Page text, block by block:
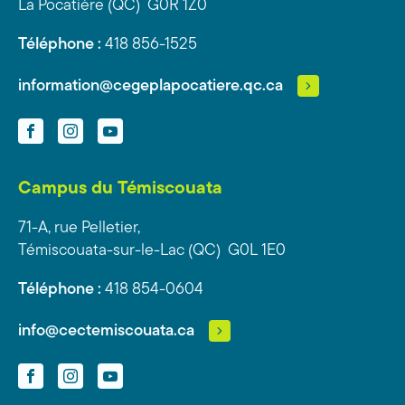
La Pocatière (QC) G0R 1Z0
Téléphone : 418 856-1525
information@cegeplapocatiere.qc.ca
FacebookInstagramYouTube
Campus du Témiscouata
71-A, rue Pelletier,
Témiscouata-sur-le-Lac (QC) G0L 1E0
Téléphone : 418 854-0604
info@cectemiscouata.ca
FacebookInstagramYouTube